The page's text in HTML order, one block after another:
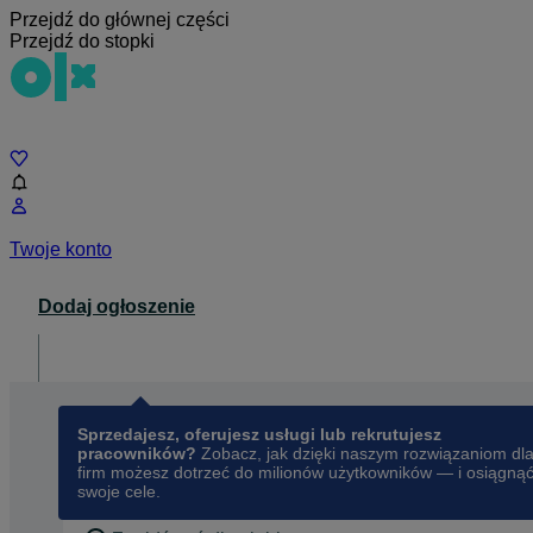
Przejdź do głównej części
Przejdź do stopki
Twoje konto
Dodaj ogłoszenie
Sprzedajesz, oferujesz usługi lub rekrutujesz
pracowników? Zobacz, jak dzięki naszym rozwiązaniom dla
firm możesz dotrzeć do milionów użytkowników — i osiągnąć
swoje cele.